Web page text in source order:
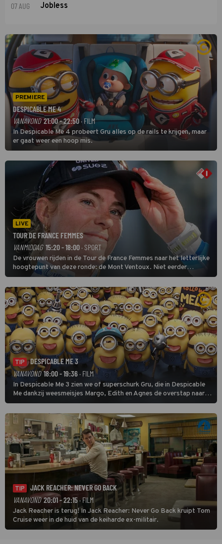
07 AUG Jobless
PREMIERE
DESPICABLE ME 4
VANAVOND 21:00 - 22:50 · FILM
In Despicable Me 4 probeert Gru alles op de rails te krijgen, maar
er gaat weer een hoop mis.
LIVE
TOUR DE FRANCE FEMMES
VANMIDDAG 15:20 - 18:00 · SPORT
De vrouwen rijden in de Tour de France Femmes naar het letterlijke
hoogtepunt van deze ronde: de Mont Ventoux. Niet eerder
finishten de vrouwen voor deze koers op deze kale col uit de
buitencategorie. De aanloop naar de slotklim is vlak.
TIP
DESPICABLE ME 3
VANAVOND 18:00 - 19:36· FILM
In Despicable Me 3 zien we of superschurk Gru, die in Despicable
Me dankzij weesmeisjes Margo, Edith en Agnes de overstap naar
het rechte pad maakte, ook op dat pad weet te blijven.
TIP
JACK REACHER: NEVER GO BACK
VANAVOND 20:01 - 22:15· FILM
Jack Reacher is terug! In Jack Reacher: Never Go Back kruipt Tom
Cruise weer in de huid van de keiharde ex-militair.